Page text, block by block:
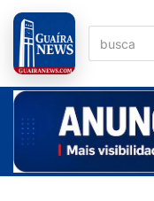
Pular
para
o
conteúdo